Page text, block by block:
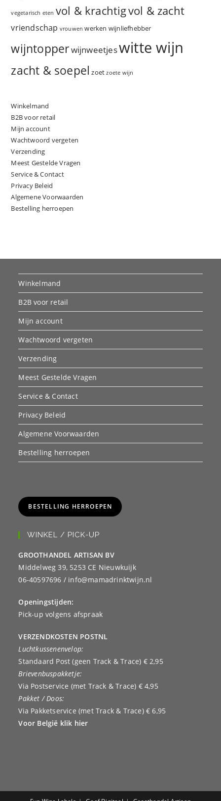
vegetarisch eten vol & krachtigvol & zacht
vriendschap vrouwen werken wijnliefhebber
wijntopperwijnweetjeswitte wijn
zacht & soepel zoet zoete wijn
Winkelmand
B2B voor retail
Mijn account
Wachtwoord vergeten
Verzending
Meest Gestelde Vragen
Service & Contact
Privacy Beleid
Algemene Voorwaarden
Bestelling herroepen
Winkelmand
B2B voor retail
Mijn account
Wachtwoord vergeten
Verzending
Meest Gestelde Vragen
Service & Contact
Privacy Beleid
Algemene Voorwaarden
Bestelling herroepen
BESTELLING HERROEPEN
WINKEL / PICK-UP
GROOTHANDEL ARTISAN BV
Middelweg 39, 5253 CE Nieuwkuijk
06-40597696 / info@mamadrinktwijn.nl
Openingstijden:
Pick-up volgens afspraak
VERZENDKOSTEN POSTNL
Luchtkussenenvelop:
Standaard Post (geen Track & Trace) € 2,95
Brievenbuspakketje:
Via Postservice (met Track & Trace) € 4,95
Pakket / Doos:
Via Pakketservice (met Track & Trace) € 6,95
Voor België klik hier